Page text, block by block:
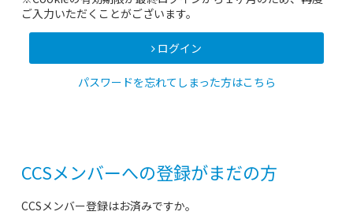
ご入力いただくことがございます。
ログイン
パスワードを忘れてしまった方はこちら
CCSメンバーへの登録がまだの方
CCSメンバー登録はお済みですか。